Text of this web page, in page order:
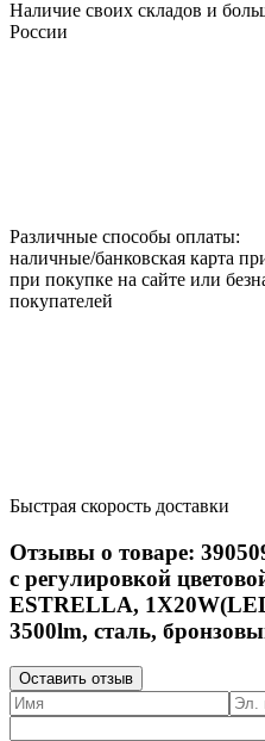
Наличие своих складов и
России
Различные способы оплаты:
наличные/банковская карта
при покупке на сайте или
покупателей
Быстрая скорость доставки
Отзывы о товаре:
с регулировкой
ESTRELLA,
3500lm, сталь,
Оставить отзыв